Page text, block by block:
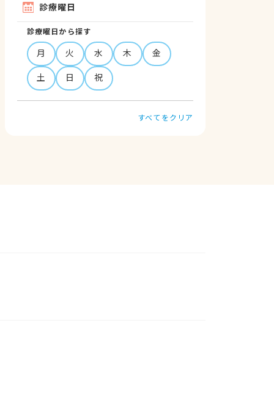
診療曜日
診療曜日から探す
月 火 水 木
金
土
日 祝
すべてをクリア